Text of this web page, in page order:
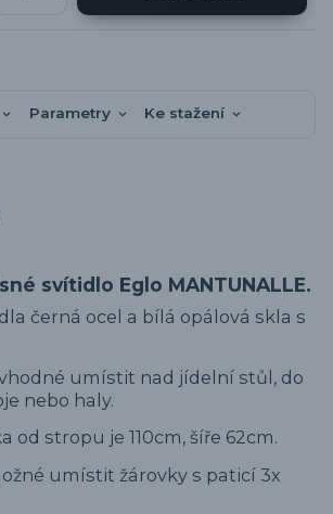
Parametry Ke stažení
svítidlo Eglo MANTUNALLE.
černá ocel a bílá opálová skla s
umístit nad jídelní stůl, do
nebo haly.
od stropu je 110cm, šíře 62cm.
umístit žárovky s paticí 3x